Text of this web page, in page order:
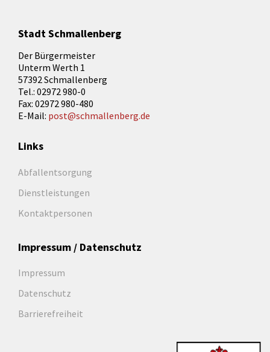
Stadt Schmallenberg
Der Bürgermeister
Unterm Werth 1
57392 Schmallenberg
Tel.: 02972 980-0
Fax: 02972 980-480
E-Mail: post@schmallenberg.de
Links
Abfallentsorgung
Dienstleistungen
Kontaktpersonen
Impressum / Datenschutz
Impressum
Datenschutz
Barrierefreiheit